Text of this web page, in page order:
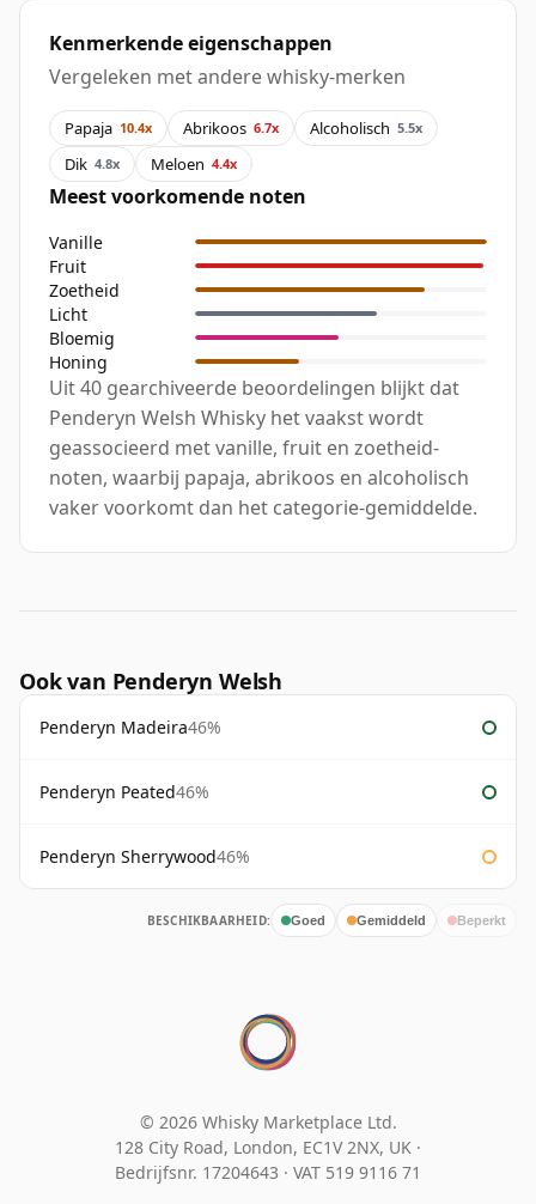
Kenmerkende eigenschappen
Vergeleken met andere whisky-merken
Papaja 10.4x Abrikoos 6.7x Alcoholisch 5.5x
Dik 4.8x Meloen 4.4x
Meest voorkomende noten
Vanille
Fruit
Zoetheid
Licht
Bloemig
Honing
Uit 40 gearchiveerde beoordelingen blijkt dat
Penderyn Welsh Whisky het vaakst wordt
geassocieerd met vanille, fruit en zoetheid-
noten, waarbij papaja, abrikoos en alcoholisch
vaker voorkomt dan het categorie-gemiddelde.
Ook van Penderyn Welsh
Penderyn Madeira46%
Penderyn Peated46%
Penderyn Sherrywood46%
BESCHIKBAARHEID: Goed Gemiddeld Beperkt
© 2026 Whisky Marketplace Ltd.
128 City Road, London, EC1V 2NX, UK ·
Bedrijfsnr. 17204643 · VAT 519 9116 71